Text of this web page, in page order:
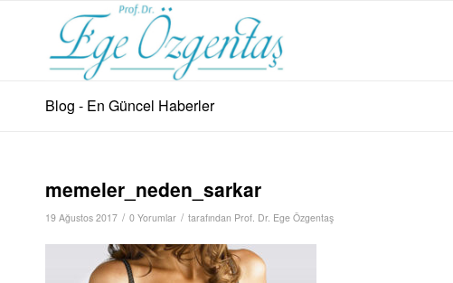
Blog - En Güncel Haberler
memeler_neden_sarkar
19 Ağustos 2017 / 0 Yorumlar / tarafından Prof. Dr. Ege Özgentaş